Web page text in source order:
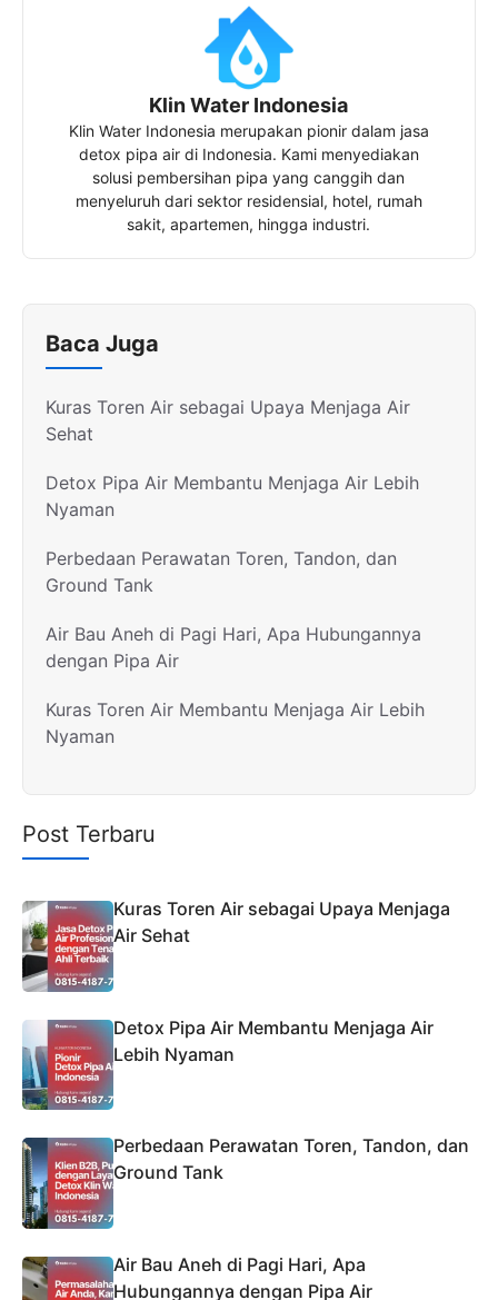
Klin Water Indonesia
Klin Water Indonesia merupakan pionir dalam jasa
detox pipa air di Indonesia. Kami menyediakan
solusi pembersihan pipa yang canggih dan
menyeluruh dari sektor residensial, hotel, rumah
sakit, apartemen, hingga industri.
Baca Juga
Kuras Toren Air sebagai Upaya Menjaga Air
Sehat
Detox Pipa Air Membantu Menjaga Air Lebih
Nyaman
Perbedaan Perawatan Toren, Tandon, dan
Ground Tank
Air Bau Aneh di Pagi Hari, Apa Hubungannya
dengan Pipa Air
Kuras Toren Air Membantu Menjaga Air Lebih
Nyaman
Post Terbaru
Kuras Toren Air sebagai Upaya Menjaga
Air Sehat
Detox Pipa Air Membantu Menjaga Air
Lebih Nyaman
Perbedaan Perawatan Toren, Tandon, dan
Ground Tank
Air Bau Aneh di Pagi Hari, Apa
Hubungannya dengan Pipa Air